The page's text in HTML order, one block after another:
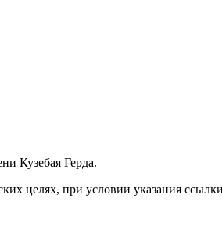
Кузебая Герда.
целях, при условии указания